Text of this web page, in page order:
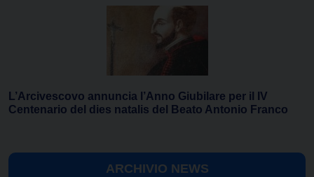
L’Arcivescovo annuncia l’Anno Giubilare per il IV
Centenario del dies natalis del Beato Antonio Franco
ARCHIVIO NEWS